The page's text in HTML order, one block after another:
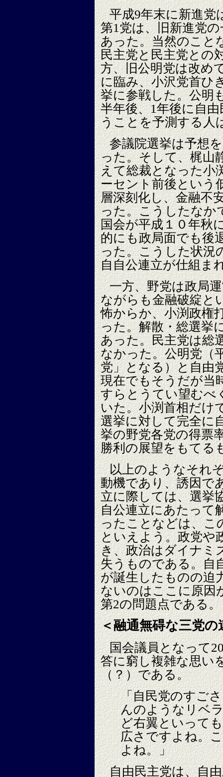
平成9年末に新進党
第1党は、旧新進党
あった。当然のこと
民主党と民主党との
方、旧公明党は改め
に臨み、小沢党首ひ
挙に参戦した。公明
半年後、1年後に自
うことを予測する人
参議院選挙は予想
った。そして、梶山
えて総裁となった小
ーセント前後という
層深刻化し、金融不
った。こうしたなか
国会が平成１０年秋
的にも政局面でも後
った。こうした状況
自自公連立が仕組ま
一方、野党は政局
ながらも金融破綻と
怖からか、小渕政権
った。解散・総選挙
あった。民主党は総
なかった。公明党（
党」となる）と自由
現在でもそうだが当
すらとうてい望むべ
いた。小渕首相だけ
選挙に対して完全に
挙の野党各党の得票
勝利の展望をもてる
以上のようなそれ
動機であり、誘因で
立に際しては、選挙
自公連立にあたって
ったことなどは、こ
といえよう。政党や
き、政治はダイナミ
失うものである。自
が誕生したものの迫
ないのはここに原因
第2の問題点である。
＜融通無碍な三党の
国会議員となって
答に窮し複雑な思い
（？）である。
「自民党のすご
んのようなリベ
ど右翼といって
広さですよね。
よね。」
自由民主党は、自